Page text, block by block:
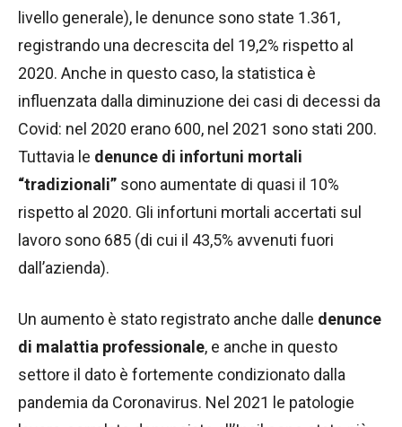
livello generale), le denunce sono state 1.361,
registrando una decrescita del 19,2% rispetto al
2020. Anche in questo caso, la statistica è
influenzata dalla diminuzione dei casi di decessi da
Covid: nel 2020 erano 600, nel 2021 sono stati 200.
Tuttavia le denunce di infortuni mortali
“tradizionali” sono aumentate di quasi il 10%
rispetto al 2020. Gli infortuni mortali accertati sul
lavoro sono 685 (di cui il 43,5% avvenuti fuori
dall’azienda).
Un aumento è stato registrato anche dalle denunce
di malattia professionale, e anche in questo
settore il dato è fortemente condizionato dalla
pandemia da Coronavirus. Nel 2021 le patologie